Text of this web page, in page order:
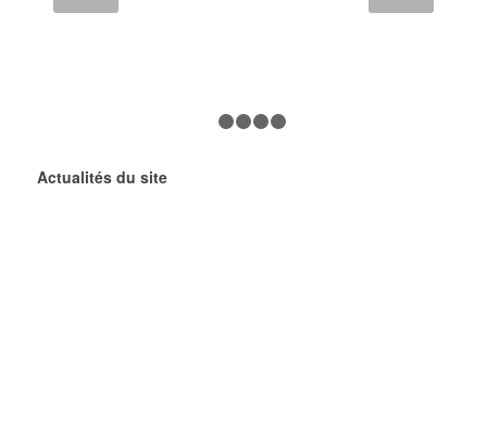
Actualités du site